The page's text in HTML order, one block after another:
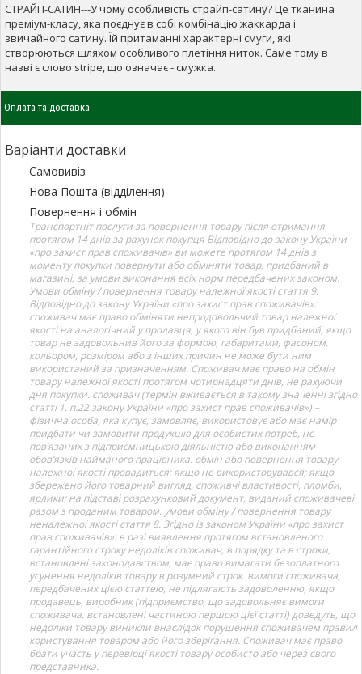
СТРАЙП-САТИН---У чому особливість страйп-сатину? Це тканина
преміум-класу, яка поєднує в собі комбінацію жаккарда і
звичайного сатину. Їй притаманні характерні смуги, які
створюються шляхом особливого плетіння ниток. Саме тому в
назві є слово stripe, що означає - смужка.
Оплата та доставка
Варіанти доставки
Самовивіз
Нова Пошта (відділення)
Повернення і обмін
Транспортніт послуги за повернення товару після отримання
протягом 14 днів за рахунок покупця Відповідно до закону України
«про захист прав споживачів» ви можете протягом 14 днів з
моменту покупки повернути або обміняти товар, придбаний в
магазині, за умови виконання всіх норм передбачених законом.
Умови обміну / повернення товару належної якості стаття 9.
Відповідно до закону України «про захист прав споживачів»:
споживач має право обміняти непродовольчий товар належної
якості на аналогічний у продавця, у якого він був придбаний, якщо
товар не задовольнив його за формою, габаритами, фасоном,
кольором, розміром або з інших причин не може бути ним
використаний за призначенням. Споживач має право на обмін
товару належної якості протягом чотирнадцяти днів, не рахуючи
дня покупки. споживач (термін вживається в такому значенні згідно
статті 1. п.22 закону України «про захист прав споживачів») –
фізична особа, яка купує, замовляє, використовує або має намір
придбати чи замовити продукцію для особистих потреб, не
пов’язаних з підприємницькою діяльністю або виконанням
обов’язків найманого працівника. обмін або повернення товару
належної якості провадиться: якщо не використовувався; якщо
збережено його товарний вигляд, споживчі властивості, пломби,
ярлики; на підставі розрахунковий документ, виданий споживачеві
разом з проданим товаром. умови обміну / повернення товару
неналежної якості стаття 8. Згідно із законом України «про захист
прав споживачів»: в разі виявлення протягом встановленого
гарантійного строку недоліків споживач, в порядку та в строки,
встановлені законодавством, має право вимагати безоплатного
усунення недоліків товару в розумний строк. вимоги споживача,
передбачених цією статтею, не підлягають задоволенню, якщо
продавець, виробник (підприємство, що задовольняє вимоги
споживача, встановлені частиною першою цієї статті) доведуть, що
недоліки товару виникли внаслідок порушення споживачем правил
користування товаром або його зберігання. Споживач має право
брати участь у перевірці якості товару особисто або через свого
представника.